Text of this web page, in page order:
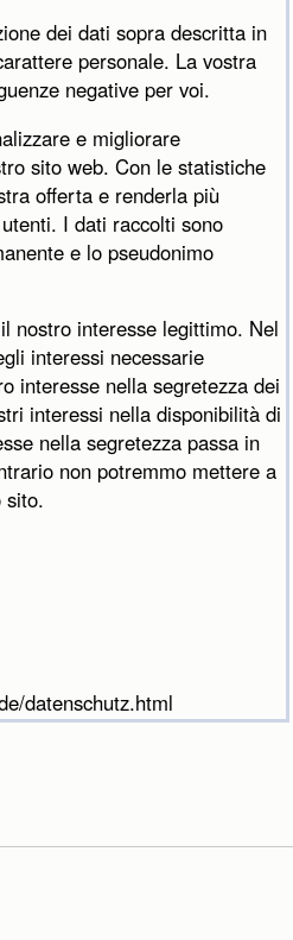
dei dati sopra descritta in
personale. La vostra
negative per voi.
e migliorare
sito web. Con le statistiche
offerta e renderla più
I dati raccolti sono
e lo pseudonimo
nostro interesse legittimo. Nel
interessi necessarie
interesse nella segretezza dei
interessi nella disponibilità di
nella segretezza passa in
non potremmo mettere a
sito.
datenschutz.html